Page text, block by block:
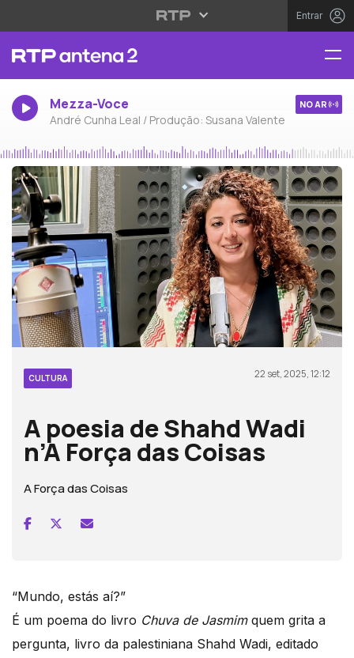
Entrar
Mezza-Voce
André Cunha Leal / Produção: Susana Valente
NO AR
CULTURA 22 set, 2025, 12:12
A poesia de Shahd Wadi
n’A Força das Coisas
A Força das Coisas
“Mundo, estás aí?”
É um poema do livro Chuva de Jasmimquem grita a
pergunta, livro da palestiniana Shahd Wadi, editado